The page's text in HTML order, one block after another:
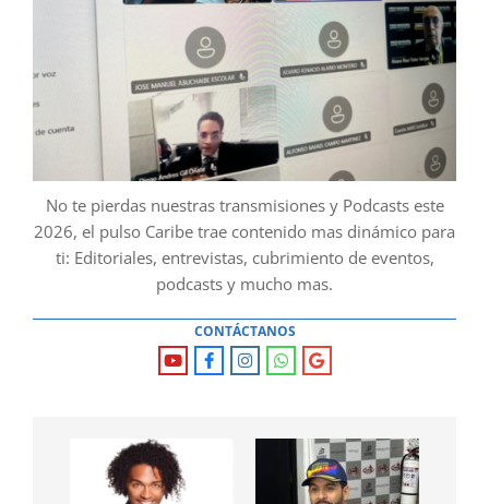
No te pierdas nuestras transmisiones y Podcasts este
2026, el pulso Caribe trae contenido mas dinámico para
ti: Editoriales, entrevistas, cubrimiento de eventos,
podcasts y mucho mas.
CONTÁCTANOS